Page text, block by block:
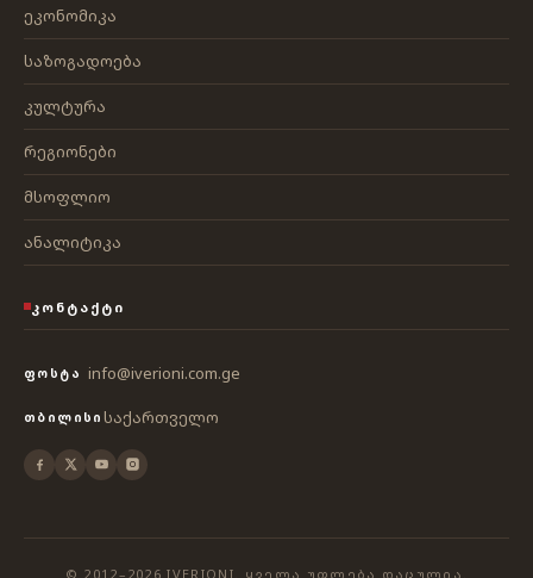
ეკონომიკა
საზოგადოება
კულტურა
რეგიონები
მსოფლიო
ანალიტიკა
ᲙᲝᲜᲢᲐᲥᲢᲘ
ᲤᲝᲡᲢᲐ info@iverioni.com.ge
ᲗᲑᲘᲚᲘᲡᲘ საქართველო
© 2012–2026 IVERIONI. ᲧᲕᲔᲚᲐ ᲣᲤᲚᲔᲑᲐ ᲓᲐᲪᲣᲚᲘᲐ.